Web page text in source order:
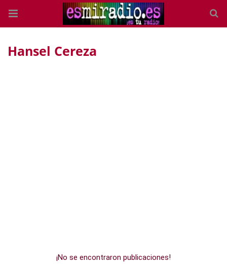
Hansel Cereza
¡No se encontraron publicaciones!